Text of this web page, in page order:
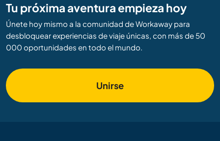
Tu próxima aventura empieza hoy
Únete hoy mismo a la comunidad de Workaway para
desbloquear experiencias de viaje únicas, con más de 50
000 oportunidades en todo el mundo.
Unirse